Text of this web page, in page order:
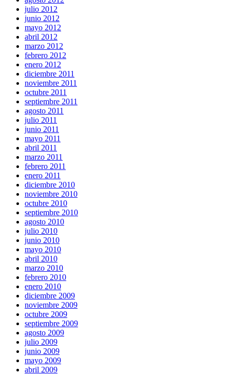
julio 2012
junio 2012
mayo 2012
abril 2012
marzo 2012
febrero 2012
enero 2012
diciembre 2011
noviembre 2011
octubre 2011
septiembre 2011
agosto 2011
julio 2011
junio 2011
mayo 2011
abril 2011
marzo 2011
febrero 2011
enero 2011
diciembre 2010
noviembre 2010
octubre 2010
septiembre 2010
agosto 2010
julio 2010
junio 2010
mayo 2010
abril 2010
marzo 2010
febrero 2010
enero 2010
diciembre 2009
noviembre 2009
octubre 2009
septiembre 2009
agosto 2009
julio 2009
junio 2009
mayo 2009
abril 2009